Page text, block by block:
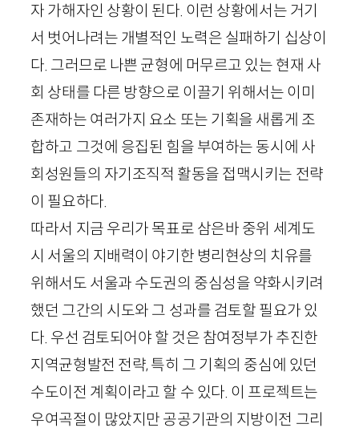
자 가해자인 상황이 된다. 이런 상황에서는 거기
서 벗어나려는 개별적인 노력은 실패하기 십상이
다. 그러므로 나쁜 균형에 머무르고 있는 현재 사
회 상태를 다른 방향으로 이끌기 위해서는 이미
존재하는 여러가지 요소 또는 기획을 새롭게 조
합하고 그것에 응집된 힘을 부여하는 동시에 사
회성원들의 자기조직적 활동을 접맥시키는 전략
이 필요하다.
따라서 지금 우리가 목표로 삼은바 중위 세계도
시 서울의 지배력이 야기한 병리현상의 치유를
위해서도 서울과 수도권의 중심성을 약화시키려
했던 그간의 시도와 그 성과를 검토할 필요가 있
다. 우선 검토되어야 할 것은 참여정부가 추진한
지역균형발전 전략, 특히 그 기획의 중심에 있던
수도이전 계획이라고 할 수 있다. 이 프로젝트는
우여곡절이 많았지만 공공기관의 지방이전 그리